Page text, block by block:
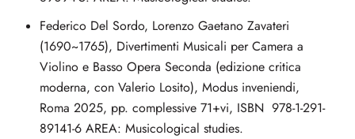
Federico Del Sordo, Lorenzo Gaetano Zavateri
(1690~1765), Divertimenti Musicali per Camera a
Violino e Basso Opera Seconda (edizione critica
moderna, con Valerio Losito), Modus inveniendi,
Roma 2025, pp. complessive 71+vi, ISBN 978-1-291-
89141-6 AREA: Musicological studies.